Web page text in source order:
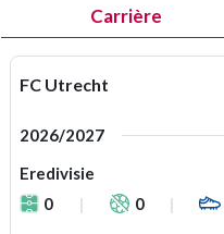
Carrière
FC Utrecht
2026/2027
Eredivisie
0
0